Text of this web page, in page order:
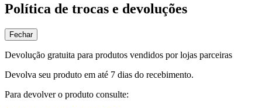
Política de trocas e devoluções
Fechar
Devolução gratuita para produtos vendidos por lojas parceiras
Devolva seu produto em até 7 dias do recebimento.
Para devolver o produto consulte: